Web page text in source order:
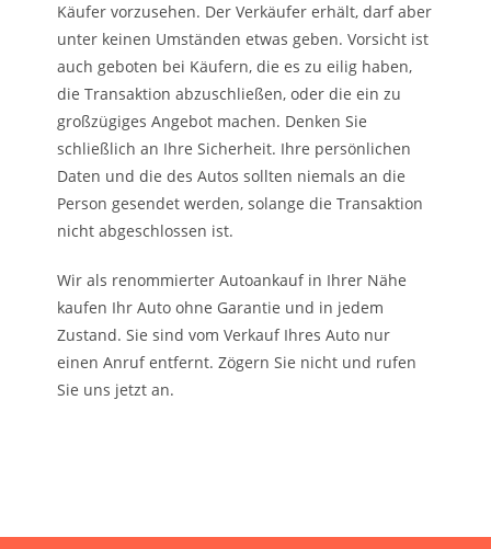
Käufer vorzusehen. Der Verkäufer erhält, darf aber
unter keinen Umständen etwas geben. Vorsicht ist
auch geboten bei Käufern, die es zu eilig haben,
die Transaktion abzuschließen, oder die ein zu
großzügiges Angebot machen. Denken Sie
schließlich an Ihre Sicherheit. Ihre persönlichen
Daten und die des Autos sollten niemals an die
Person gesendet werden, solange die Transaktion
nicht abgeschlossen ist.
Wir als renommierter Autoankauf in Ihrer Nähe
kaufen Ihr Auto ohne Garantie und in jedem
Zustand. Sie sind vom Verkauf Ihres Auto nur
einen Anruf entfernt. Zögern Sie nicht und rufen
Sie uns jetzt an.